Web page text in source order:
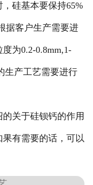
，硅基本要保持65%
据客户生产需要进
度为0.2-0.8mm,1-
生产工艺需要进行
关于硅钡钙的作用
有需要的话，可以